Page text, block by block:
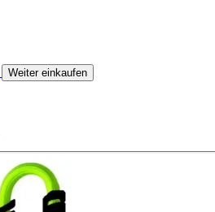
Weiter einkaufen